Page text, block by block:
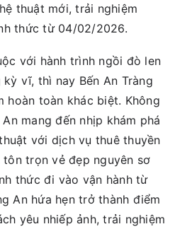
thuật mới, trải nghiệm
thức từ 04/02/2026.
với hành trình ngồi đò len
vĩ, thì nay Bến An Tràng
hoàn toàn khác biệt. Không
mang đến nhịp khám phá
với dịch vụ thuê thuyền
trọn vẻ đẹp nguyên sơ
thức đi vào vận hành từ
An hứa hẹn trở thành điểm
yêu nhiếp ảnh, trải nghiệm